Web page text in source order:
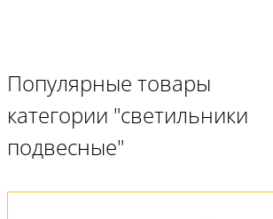
Популярные товары
категории "светильники
подвесные"